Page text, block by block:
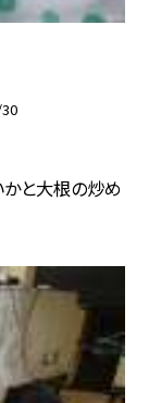
かと大根の炒め